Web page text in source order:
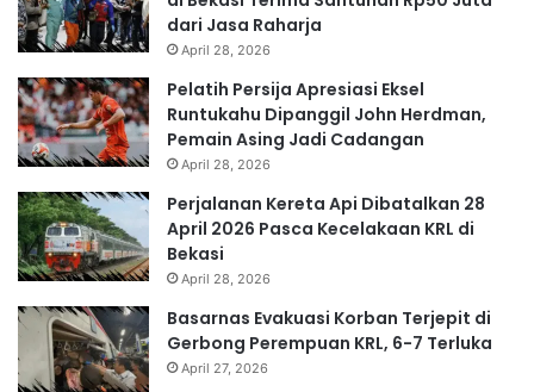
dari Jasa Raharja
April 28, 2026
Pelatih Persija Apresiasi Eksel
Runtukahu Dipanggil John Herdman,
Pemain Asing Jadi Cadangan
April 28, 2026
Perjalanan Kereta Api Dibatalkan 28
April 2026 Pasca Kecelakaan KRL di
Bekasi
April 28, 2026
Basarnas Evakuasi Korban Terjepit di
Gerbong Perempuan KRL, 6-7 Terluka
April 27, 2026